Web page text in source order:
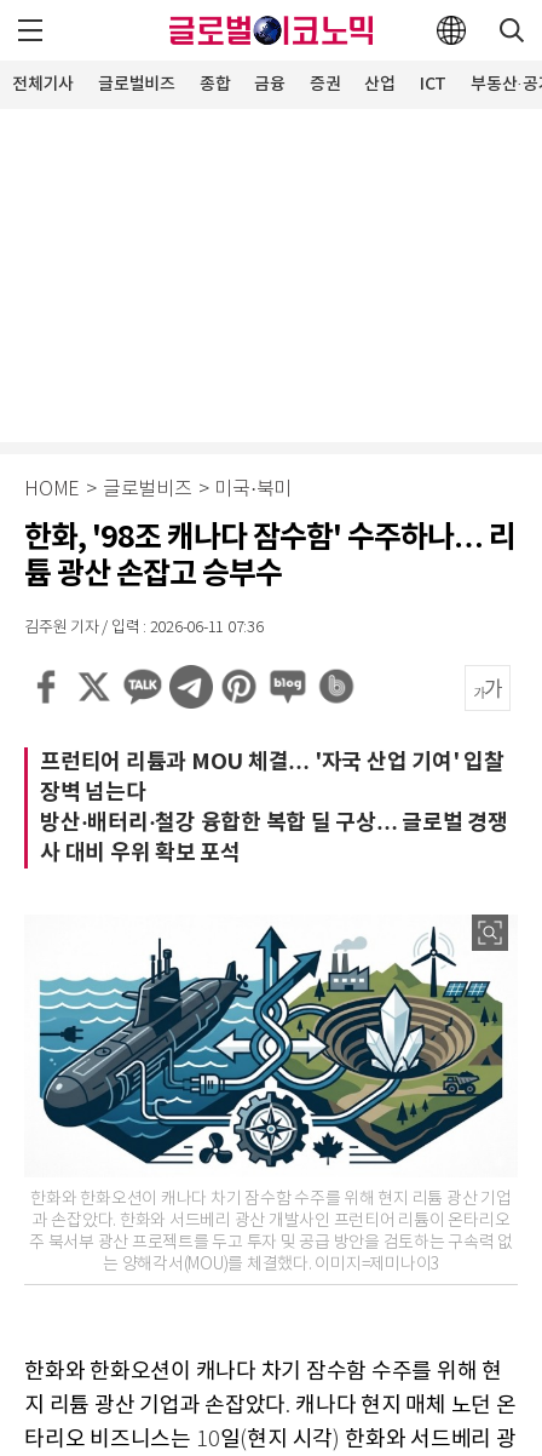
전체기사 글로벌비즈 종합 금융 증권 산업 ICT 부동산·
HOME > 글로벌비즈 > 미국·북미
한화, '98조 캐나다 잠수함' 수주하나… 리
튬 광산 손잡고 승부수
김주원 기자 / 입력 : 2026-06-11 07:36
프런티어 리튬과 MOU 체결… '자국 산업 기여' 입찰
장벽 넘는다
방산·배터리·철강 융합한 복합 딜 구상… 글로벌 경쟁
사 대비 우위 확보 포석
한화와 한화오션이 캐나다 차기 잠수함 수주를 위해 현지 리튬 광산 기업
과 손잡았다. 한화와 서드베리 광산 개발사인 프런티어 리튬이 온타리오
주 북서부 광산 프로젝트를 두고 투자 및 공급 방안을 검토하는 구속력 없
는 양해각서(MOU)를 체결했다. 이미지=제미나이3
한화와 한화오션이 캐나다 차기 잠수함 수주를 위해 현
지 리튬 광산 기업과 손잡았다. 캐나다 현지 매체 노던 온
타리오 비즈니스는 10일(현지 시각) 한화와 서드베리 광